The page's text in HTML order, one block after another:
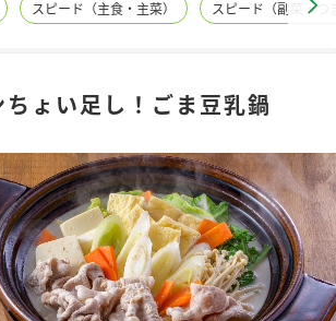
調味酢
スピード（主食・主菜） スピード（副菜・つ
ちょい足し！ごま豆乳鍋